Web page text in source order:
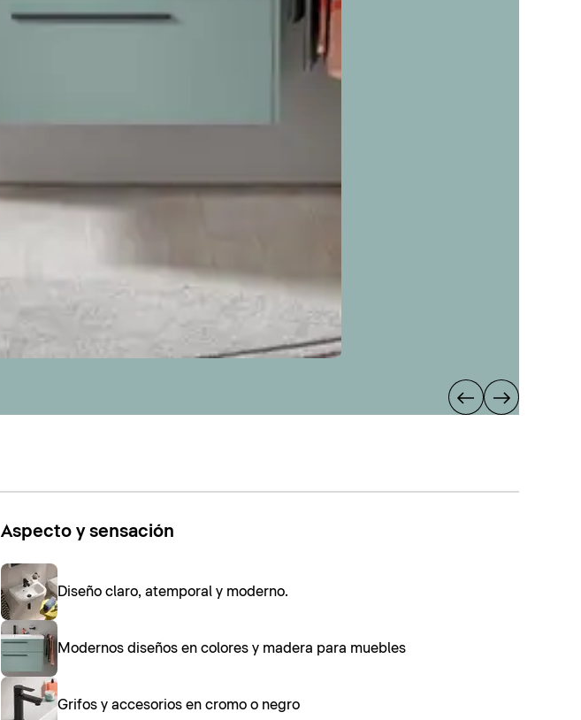
Aspecto y sensación
Diseño claro, atemporal y moderno.
Modernos diseños en colores y madera para muebles
Grifos y accesorios en cromo o negro